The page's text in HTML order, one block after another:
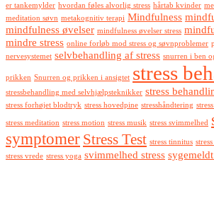
er tankemylder hvordan føles alvorlig stress hårtab kvinder
meditation søvn metakognitiv terapi Mindfulness
mindfulness øvelser mindfulness øvelser stress
mindre stress online forløb mod stress og søvnproblemer
nervesystemet selvbehandling af stress snurren i ben
prikken Snurren og prikken i ansigtet stress
stressbehandling med selvhjælpsteknikker stress
stress forhøjet blodtryk stress hovedpine stresshåndtering
stress meditation stress motion stress musik stress svimmelhed
symptomer Stress Test stress tinnitus
stress vrede stress yoga svimmelhed stress